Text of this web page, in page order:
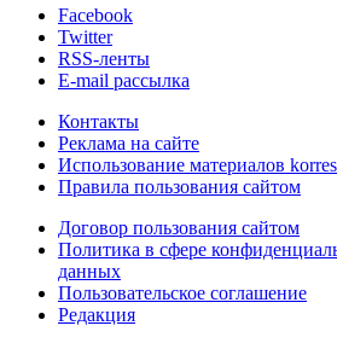
Facebook
Twitter
RSS-ленты
E-mail рассылка
Контакты
Реклама на сайте
Использование материалов
Правила пользования сайтом
Договор пользования сайтом
Политика в сфере
данных
Пользовательское соглашение
Редакция